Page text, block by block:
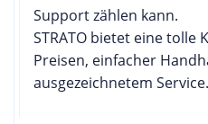
Support zählen kann.
STRATO bietet eine tolle
Preisen, einfacher
ausgezeichnetem Service.